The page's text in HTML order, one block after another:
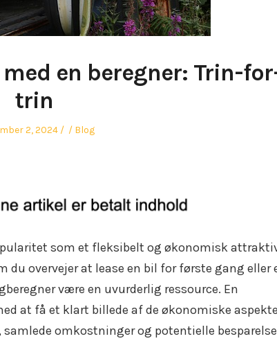
en beregner: Trin-
trin
2, 2024 Author
Posted
Blog
som et fleksibelt og økonomisk
overvejer at lease en bil for første gang eller
være en uvurderlig ressource. En
at få et klart billede af de økonomiske
omkostninger og potentielle